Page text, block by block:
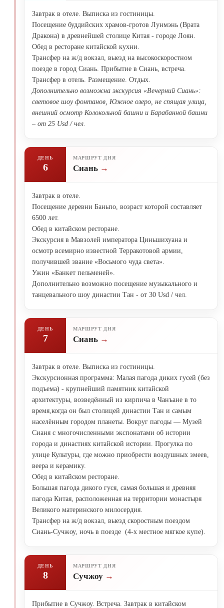
Завтрак в отеле. Выписка из гостиницы.
Посещение буддийских храмов-гротов Лунмэнь (Врата
Дракона) в древнейшей столице Китая - городе Лоян.
Обед в ресторане китайской кухни.
Трансфер на ж/д вокзал, выезд на высокоскоростном
поезде в город Сиань. Прибытие в Сиань, встреча.
Трансфер в отель. Размещение. Отдых.
Дополнительно возможна экскурсия «Вечерний Сиань»:
световое шоу фонтанов, Южное озеро, не спящая улица,
внешний осмотр Колокольной башни и Барабанной башни
– от 25 Usd / чел.
ДЕНЬ
6
МАРШРУТ ДНЯ
Сиань
Завтрак в отеле.
Посещение деревни Баньпо, возраст которой составляет
6500 лет.
Обед в китайском ресторане.
Экскурсия в Мавзолей императора Циньшихуана и
осмотр всемирно известной Терракотовой армии,
получившей звание «Восьмого чуда света».
Ужин «Банкет пельменей».
Дополнительно возможно посещение музыкального и
танцевального шоу династии Тан - от 30 Usd / чел.
ДЕНЬ
7
МАРШРУТ ДНЯ
Сиань
Завтрак в отеле. Выписка из гостиницы.
Экскурсионная программа: Малая пагода диких гусей (без
подъема) - крупнейший памятник китайской
архитектуры, возведённый из кирпича в Чанъане в то
время,когда он был столицей династии Тан и самым
населённым городом планеты. Вокруг пагоды — Музей
Сианя с многочисленными экспонатами об истории
города и династиях китайской истории. Прогулка по
улице Культуры, где можно приобрести воздушных змеев,
веера и керамику.
Обед в китайском ресторане.
Большая пагода дикого гуся, самая большая и древняя
пагода Китая, расположенная на территории монастыря
Великого материнского милосердия.
Трансфер на ж/д вокзал, выезд скоростным поездом
Сиань-Сучжоу, ночь в поезде (4-х местное мягкое купе).
ДЕНЬ
8
МАРШРУТ ДНЯ
Сучжоу
Прибытие в Сучжоу. Встреча. Завтрак в китайском